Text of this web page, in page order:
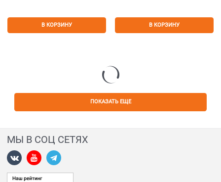
В КОРЗИНУ В КОРЗИНУ
ПОКАЗАТЬ ЕЩЕ
МЫ В СОЦ СЕТЯХ